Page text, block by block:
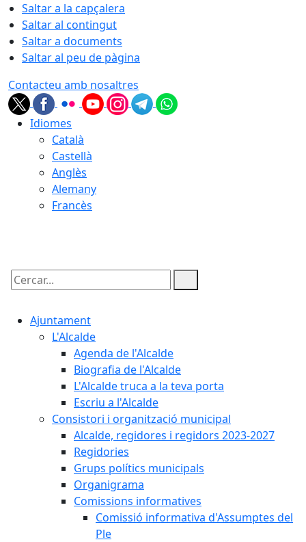
Saltar a la capçalera
Saltar al contingut
Saltar a documents
Saltar al peu de pàgina
Contacteu amb nosaltres
Idiomes
Català
Castellà
Anglès
Alemany
Francès
Cercar:
Ajuntament
L'Alcalde
Agenda de l'Alcalde
Biografia de l'Alcalde
L'Alcalde truca a la teva porta
Escriu a l'Alcalde
Consistori i organització municipal
Alcalde, regidores i regidors 2023-2027
Regidories
Grups polítics municipals
Organigrama
Comissions informatives
Comissió informativa d'Assumptes del
Ple